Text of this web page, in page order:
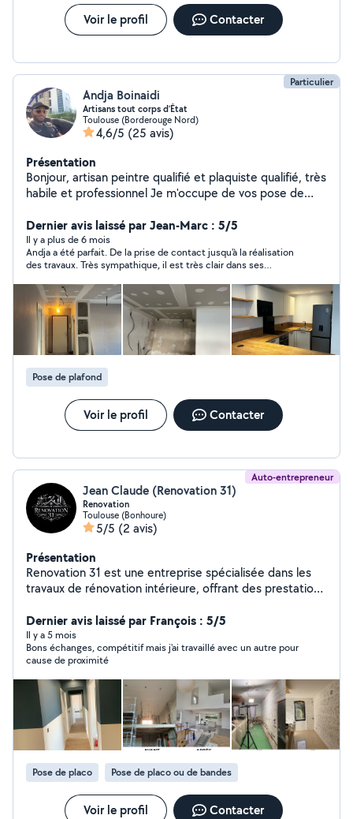
Voir le profil Contacter
Particulier
Andja Boinaidi
Artisans tout corps d’État
Toulouse (Borderouge Nord)
4,6/5 (25 avis)
Présentation
Bonjour, artisan peintre qualifié et plaquiste qualifié, très
habile et professionnel Je m'occupe de vos pose de
intérieur et extérieur et de vos pose de sol en lino
Dernier avis laissé par Jean-Marc : 5/5
Il y a plus de 6 mois
Andja a été parfait. De la prise de contact jusqu'à la réalisation
des travaux. Très sympathique, il est très clair dans ses
avant le début du chantier. Le travail est de qualité. Je
n'hésiterai pas à faire à nouveau appel à lui si nécessaire. Merci.
Pose de plafond
Voir le profil Contacter
Auto-entrepreneur
Jean Claude (Renovation 31)
Renovation
Toulouse (Bonhoure)
5/5 (2 avis)
Présentation
Renovation 31 est une entreprise spécialisée dans les
travaux de rénovation intérieure, offrant des prestations
d'honneur à fournir un travail précis, propre et durable,
adapté aux besoins de chaque client. Nos services :
Rénovation intérieure complète ou partielle Peinture et
enduits Pose de revêtements de sol Travaux de placo /
plaques de plâtre Finitions et aménagements intérieurs
Petits et grands travaux Pourquoi nous choisir ? Travail
professionnel et minutieux Respect des délais Chantier
propre et organisé Sérieux, confiance et transparence
Excellente qualité de finition Nous intervenons
rapidement pour valoriser votre logement ou votre
espace professionnel. Contactez-nous pour un devis
personnalisé et un diagnostic sur mesure.
Dernier avis laissé par François : 5/5
Il y a 5 mois
Bons échanges, compétitif mais j'ai travaillé avec un autre pour
cause de proximité
Pose de placo Pose de placo ou de bandes
Voir le profil Contacter